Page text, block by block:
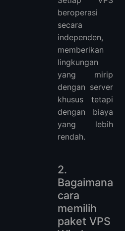
beroperasi
secara
independen,
memberikan
lingkungan
yang mirip
dengan server
khusus tetapi
dengan biaya
yang lebih
rendah.
2.
Bagaimana
cara
memilih
paket VPS